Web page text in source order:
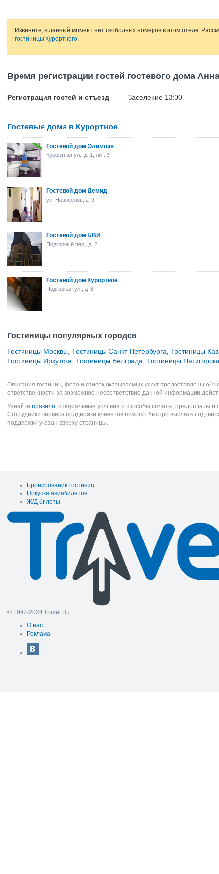
Извините, в данный момент нет свободных номеров в этом отеле.
гостиницы Курортного.
Время регистрации гостей гостевого дома Анна
Регистрация гостей и отъезд Заселение 13:00
Гостевые дома в Курортное
Гостевой дом Олимпия
Курортная ул., д. 1, лит. З
Гостевой дом Демид
ул. Новосёлов, д. 9
Гостевой дом БВИ
Подгорный пер., д. 2
Гостевой дом Курортное
Подгорная ул., д. 8
Гостиницы популярных городов
Гостиницы Москвы Гостиницы Санкт-Петербурга
Гостиницы
Гостиницы Иркутска
Гостиницы Белграда Гостиницы Пятигорска
Описания гостиниц, фото и список оказываемых услуг предоставлены
ответственности за возможное несоответствие данной информации
Узнайте правила, специальные условия и способы оплаты, предоплаты и
Сотрудники сервиса поддержки клиентов помогут быстро выслать
поддержки указан вверху страницы.
Бронирование гостиниц
Покупка авиабилетов
Ж/Д билеты
© 1997-2024 Travel.Ru
О нас
Реклама